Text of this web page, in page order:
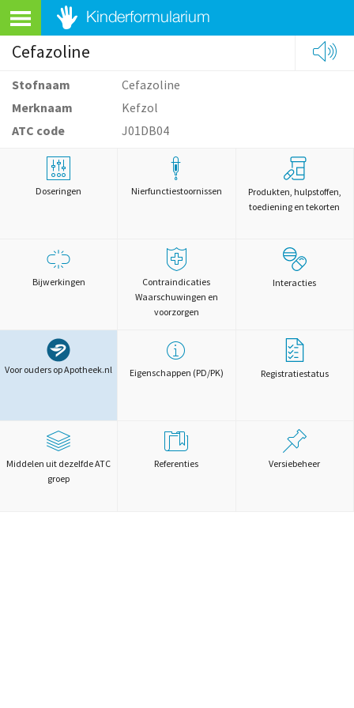
Cefazoline
Stofnaam
Cefazoline
Merknaam
Kefzol
ATC code
J01DB04
Doseringen Nierfunctiestoornissen
Produkten, hulpstoffen,
toediening en tekorten
Bijwerkingen
Contraindicaties
Waarschuwingen en
voorzorgen
Interacties
Voor ouders op Apotheek.nl Eigenschappen (PD/PK) Registratiestatus
Middelen uit dezelfde ATC
groep
Referenties Versiebeheer